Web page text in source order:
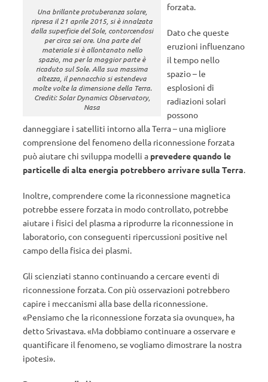
Una brillante protuberanza solare,
ripresa il 21 aprile 2015, si è innalzata
dalla superficie del Sole, contorcendosi
per circa sei ore. Una parte del
materiale si è allontanato nello
spazio, ma per la maggior parte è
ricaduto sul Sole. Alla sua massima
altezza, il pennacchio si estendeva
molte volte la dimensione della Terra.
Crediti: Solar Dynamics Observatory,
Nasa
forzata.
Dato che queste
eruzioni influenzano
il tempo nello
spazio – le
esplosioni di
radiazioni solari
possono
danneggiare i satelliti intorno alla Terra – una migliore
comprensione del fenomeno della riconnessione forzata
può aiutare chi sviluppa modelli a prevedere quando le
particelle di alta energia potrebbero arrivare sulla Terra
Inoltre, comprendere come la riconnessione magnetica
potrebbe essere forzata in modo controllato, potrebbe
aiutare i fisici del plasma a riprodurre la riconnessione in
laboratorio, con conseguenti ripercussioni positive nel
campo della fisica dei plasmi.
Gli scienziati stanno continuando a cercare eventi di
riconnessione forzata. Con più osservazioni potrebbero
capire i meccanismi alla base della riconnessione.
«Pensiamo che la riconnessione forzata sia ovunque», ha
detto Srivastava. «Ma dobbiamo continuare a osservare e
quantificare il fenomeno, se vogliamo dimostrare la nostra
ipotesi».